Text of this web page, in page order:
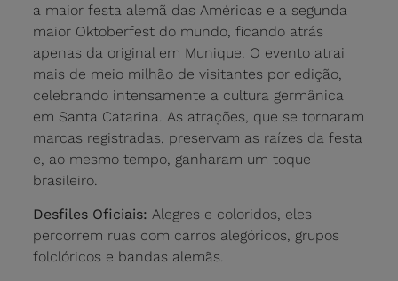
a maior festa alemã das Américas e a segunda
maior Oktoberfest do mundo, ficando atrás
apenas da original em Munique. O evento atrai
mais de meio milhão de visitantes por edição,
celebrando intensamente a cultura germânica
em Santa Catarina. As atrações, que se tornaram
marcas registradas, preservam as raízes da festa
e, ao mesmo tempo, ganharam um toque
brasileiro.
Desfiles Oficiais: Alegres e coloridos, eles
percorrem ruas com carros alegóricos, grupos
folclóricos e bandas alemãs.